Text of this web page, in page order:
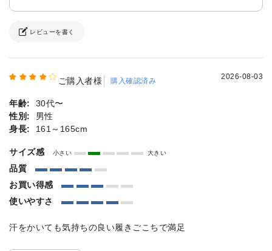
レビューを書く
ご購入者様 購入確認済み 2026-08-03
年齢:
30代〜
性別:
男性
身長:
161～165cm
サイズ感 小さい 大きい
品質
お買い得感
使いやすさ
汗をかいても気持ちの良い履きごこちで満足